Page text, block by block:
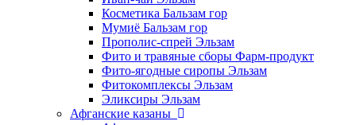
Косметика Бальзам гор
Мумиё Бальзам гор
Прополис-спрей Эльзам
Фито и травяные сборы Фарм-продукт
Фито-ягодные сиропы Эльзам
Фитокомплексы Эльзам
Эликсиры Эльзам
Афганские казаны